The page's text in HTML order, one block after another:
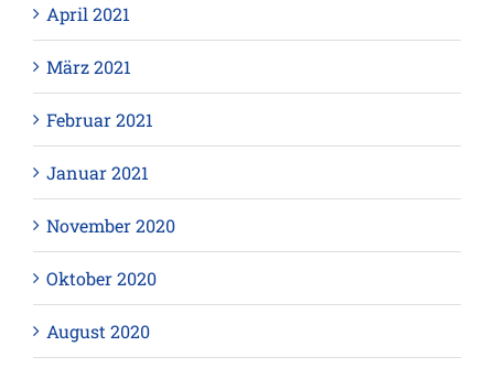
April 2021
März 2021
Februar 2021
Januar 2021
November 2020
Oktober 2020
August 2020